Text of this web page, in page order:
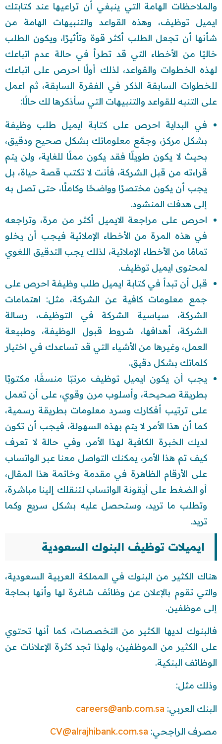
والملاحظات الهامة التي ينبغي أن تراعيها عند كتابتك
ايميل توظيف، وهذه القواعد والتنبيهات الهامة من
شأنها أن تجعل الطلب أكثر قوة وتأثيرًا، ويكون الطلب
خاليًا من الأخطاء التي قد تطرأ في حالة عدم اتباعك
لهذه الخطوات والقواعد، لذلك أولًا احرص على اتباعك
للخطوات السابقة الذكر في الفقرة السابقة، ثم اعمل
على التنبه للقواعد والتنبيهات التي سأذكرها لك حالًا:
في البداية احرص على كتابة ايميل طلب وظيفة
بشكل مركز، وجمَّع معلوماتك بشكل صحيح ودقيق،
بحيث لا يكون طويلًا فقد يكون مملًا للغاية، ولن يتم
قراءته من قبل الشركة، فأنت لا تكتب قصة حياة، بل
يجب أن يكون مختصرًا وواضحًا وكاملًا، حتى تصل به
إلى هدفك المنشود.
احرص على مراجعة الايميل أكثر من مرة، وتراجعه
في هذه المرة من الأخطاء الإملائية فيجب أن يخلو
تمامًا من الأخطاء الإملائية، لذلك يجب التدقيق اللغوي
لمحتوى ايميل توظيف.
قبل أن تبدأ في كتابة ايميل طلب وظيفة احرص على
جمع معلومات كافية عن الشركة، مثل: اهتمامات
الشركة، سياسية الشركة في التوظيف، رسالة
الشركة، أهدافها، شروط قبول الوظيفة، وطبيعة
العمل، وغيرها من الأشياء التي قد تساعدك في اختيار
كلماتك بشكل دقيق.
يجب أن يكون ايميل توظيف مرتبًا منسقًا، مكتوبًا
بطريقة صحيحة، وأسلوب مرن وقوي، على أن تعمل
على ترتيب أفكارك وسرد معلومات بطريقة رسمية،
كما أن هذا الأمر لا يتم بهذه السهولة، فيجب أن تكون
لديك الخبرة الكافية لهذا الأمر، وفي حالة لا تعرف
كيف تم هذا الأمر، يمكنك التواصل معنا عبر الواتساب
على الأرقام الظاهرة في مقدمة وخاتمة هذا المقال،
أو الضغط على أيقونة الواتساب لتنقلك إلينا مباشرة،
وتطلب ما تريد، وستحصل عليه بشكل سريع وكما
تريد.
ايميلات توظيف البنوك السعودية
هناك الكثير من البنوك في المملكة العربية السعودية،
والتي تقوم بالإعلان عن وظائف شاغرة لها وأنها بحاجة
إلى موظفين.
فالبنوك لديها الكثير من التخصصات، كما أنها تحتوي
على الكثير من الموظفين، ولهذا تجد كثرة الإعلانات عن
الوظائف البنكية.
وذلك مثل:
البنك العربي: careers@anb.com.sa
مصرف الراجحي: CV@alrajhibank.com.sa